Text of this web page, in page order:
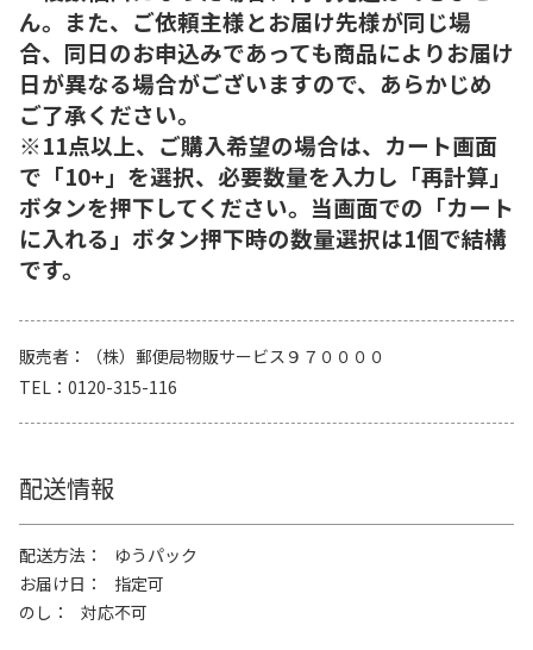
ん。また、ご依頼主様とお届け先様が同じ場
合、同日のお申込みであっても商品によりお届け
日が異なる場合がございますので、あらかじめ
ご了承ください。
※11点以上、ご購入希望の場合は、カート画面
で「10+」を選択、必要数量を入力し「再計算」
ボタンを押下してください。当画面での「カート
に入れる」ボタン押下時の数量選択は1個で結構
です。
販売者
（株）郵便局物販サービス９７００００
TEL
0120-315-116
配送情報
配送方法
ゆうパック
お届け日
指定可
のし
対応不可